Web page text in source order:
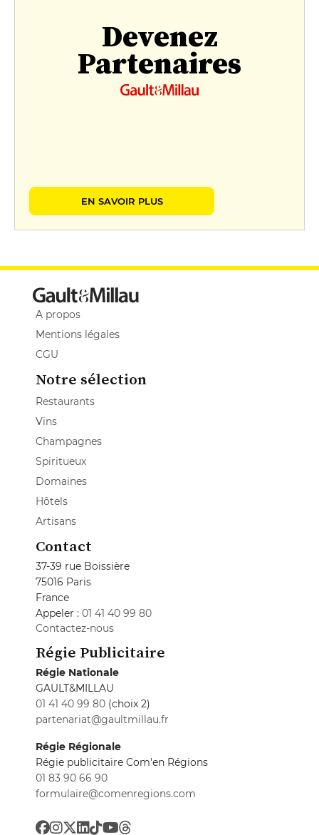
Devenez
Partenaires
EN SAVOIR PLUS
A propos
Mentions légales
CGU
Notre sélection
Restaurants
Vins
Champagnes
Spiritueux
Domaines
Hôtels
Artisans
Contact
37-39 rue Boissière
75016 Paris
France
Appeler : 01 41 40 99 80
Contactez-nous
Régie Publicitaire
Régie Nationale
GAULT&MILLAU
01 41 40 99 80 (choix 2)
partenariat@gaultmillau.fr
Régie Régionale
Régie publicitaire Com'en Régions
01 83 90 66 90
formulaire@comenregions.com